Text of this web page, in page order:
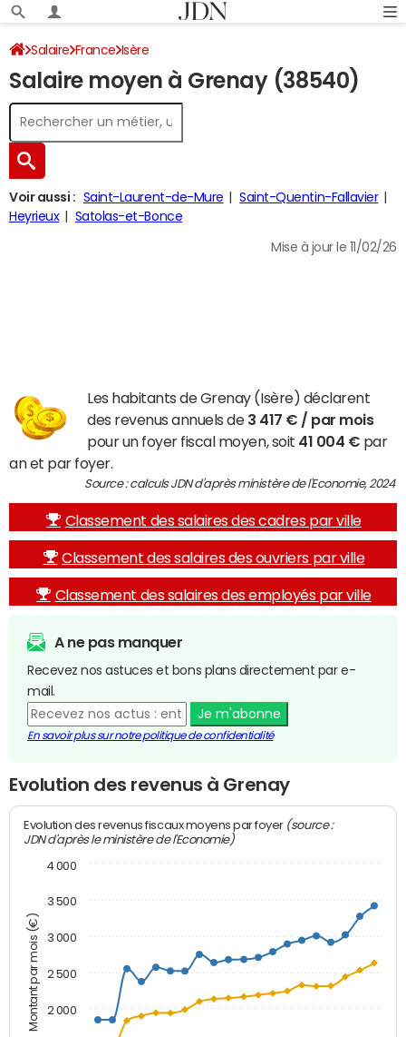
Salaire France Isère
Salaire moyen à Grenay (38540)
Voir aussi : Saint-Laurent-de-Mure
Saint-Quentin-Fallavier
Heyrieux
Satolas-et-Bonce
Mise à jour le 11/02/26
Les habitants de Grenay (Isère) déclarent
des revenus annuels de 3 417 € / par mois
pour un foyer fiscal moyen, soit 41 004 € par
an et par foyer.
Source : calculs JDN d'après ministère de l'Economie, 2024
Classement des salaires des cadres par ville
Classement des salaires des ouvriers par ville
Classement des salaires des employés par ville
A ne pas manquer
Recevez nos astuces et bons plans directement par e-
mail.
Je m'abonne
En savoir plus sur notre politique de confidentialité
Evolution des revenus à Grenay
Montant par mois (€)
Evolution des revenus fiscaux moyens par foyer (source :
JDN d'après le ministère de l'Economie)
2 000
2 500
3 000
3 500
4 000